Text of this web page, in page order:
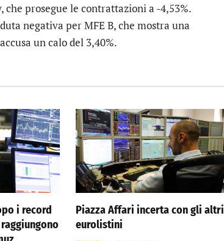
, che prosegue le contrattazioni a -4,53%.
negativa perMFE B, che mostra una
un calo del 3,40%.
i record
Piazza Affari incerta con gli altri
eurolistini